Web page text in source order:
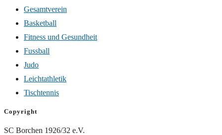
Gesamtverein
Basketball
Fitness und Gesundheit
Fussball
Judo
Leichtathletik
Tischtennis
Copyright
SC Borchen 1926/32 e.V.